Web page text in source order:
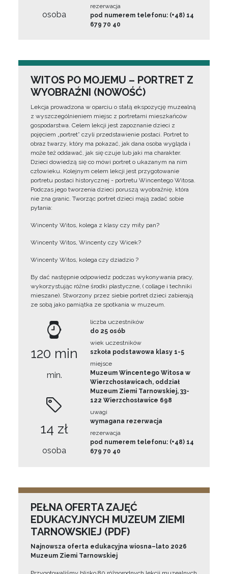
osoba
rezerwacja
pod numerem telefonu: (+48) 14
679 70 40
WITOS PO MOJEMU – PORTRET Z
WYOBRAŹNI (NOWOŚĆ)
Lekcja prowadzona w oparciu o stałą ekspozycję muzealną
z wyszczególnieniem miejsc z portretami mieszkańców
gospodarstwa. Celem lekcji jest zapoznanie dzieci z
pojęciem „portret” czyli przedstawienie postaci. Portret to
obraz twarzy, który ma pokazać, jak dana osoba wygląda i
może też oddawać, jak się czuje lub jaki ma charakter.
Dzieci dowiedzą się co mówi portret o ukazanym na nim
człowieku. Kolejnym celem lekcji jest przygotowanie
portretu postaci historycznej - portretu Wincentego Witosa.
Podczas jego tworzenia dzieci poruszą wyobraźnię, która
nie zna granic. Tworząc portret dzieci mają zadać sobie
pytania:
Wincenty Witos, kolega z klasy czy miły pan?
Wincenty Witos, Wincenty czy Wicek?
Wincenty Witos, kolega czy dziadzio ?
By dać następnie odpowiedz podczas wykonywania pracy,
wykorzystując różne środki plastyczne, ( collage i techniki
mieszane). Stworzony przez siebie portret dzieci zabierają
ze sobą jako pamiątka ze spotkania w muzeum.
120 min
min.
14 zł
osoba
liczba uczestników
do 25 osób
wiek uczestników
szkoła podstawowa klasy 1-5
miejsce
Muzeum Wincentego Witosa w
Wierzchosławicach, oddział
Muzeum Ziemi Tarnowskiej, 33-
122 Wierzchosławice 698
uwagi
wymagana rezerwacja
rezerwacja
pod numerem telefonu: (+48) 14
679 70 40
PEŁNA OFERTA ZAJĘĆ
EDUKACYJNYCH MUZEUM ZIEMI
TARNOWSKIEJ (PDF)
Najnowsza oferta edukacyjna wiosna–lato 2026
Muzeum Ziemi Tarnowskiej